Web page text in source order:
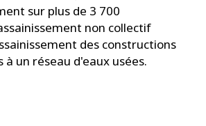
sur plus de 3 700
non collectif
des constructions
à un réseau d'eaux usées.